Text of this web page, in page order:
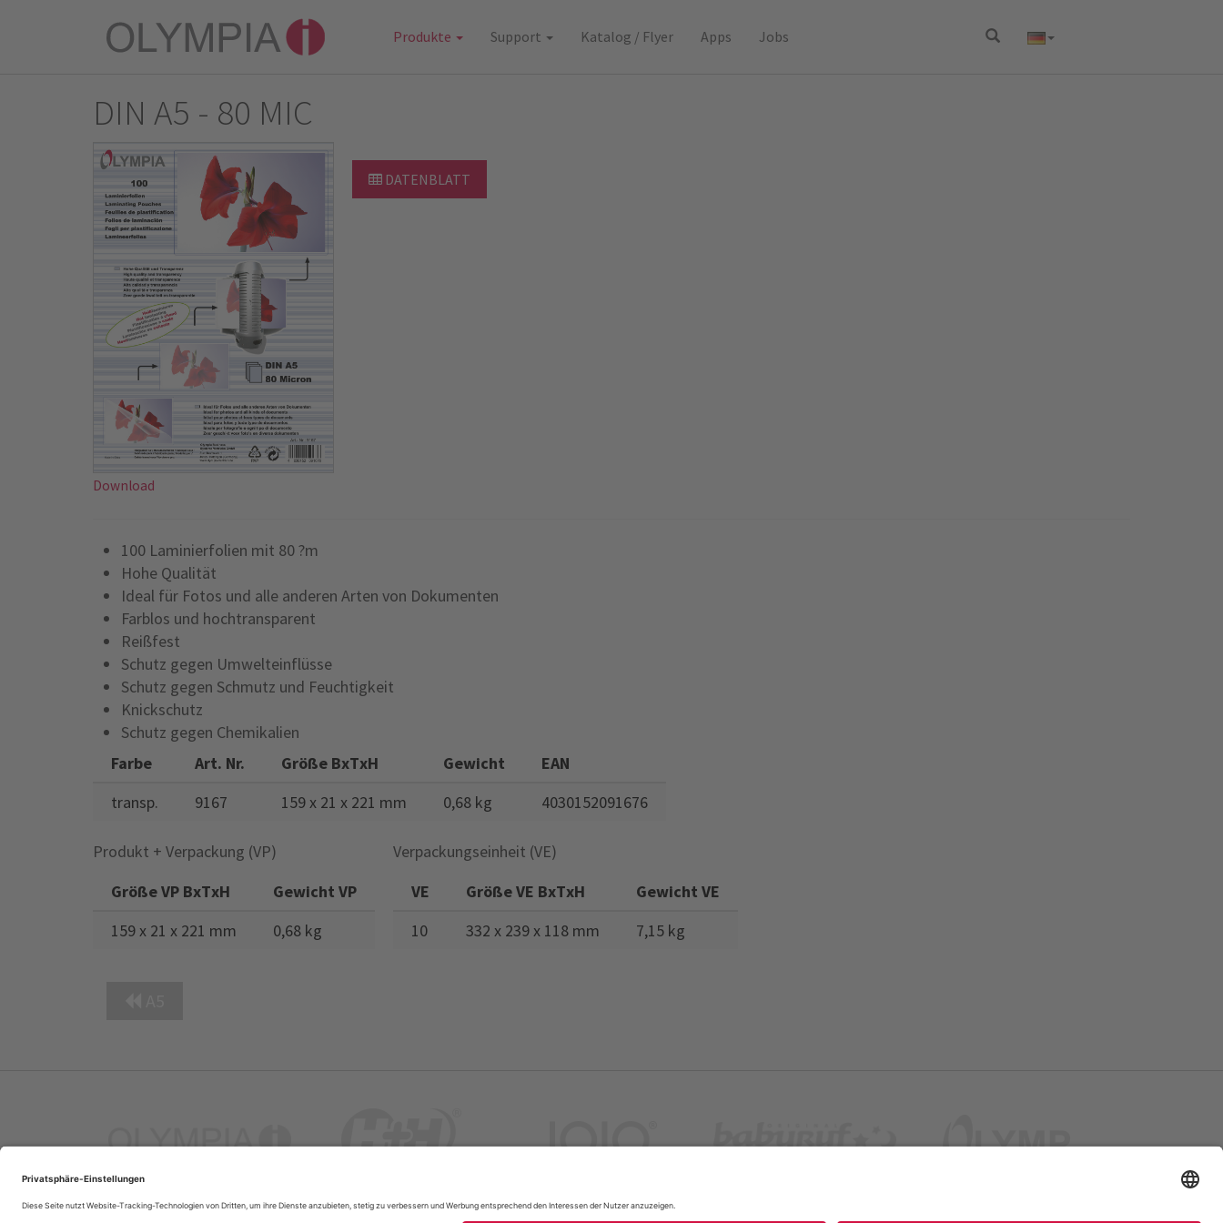
Produkte Support Katalog / Flyer Apps Jobs
DIN A5 - 80 MIC
Download
DATENBLATT
100 Laminierfolien mit 80 ?m
Hohe Qualität
Ideal für Fotos und alle anderen Arten von Dokumenten
Farblos und hochtransparent
Reißfest
Schutz gegen Umwelteinflüsse
Schutz gegen Schmutz und Feuchtigkeit
Knickschutz
Schutz gegen Chemikalien
Farbe
Art. Nr. Größe BxTxH Gewicht
EAN
transp.
9167 159 x 21 x 221 mm 0,68 kg 4030152091676
Produkt + Verpackung (VP)
Größe VP BxTxH
Gewicht VP
159 x 21 x 221 mm
0,68 kg
Verpackungseinheit (VE)
VE
Größe VE BxTxH
Gewicht VE
10
332 x 239 x 118 mm 7,15 kg